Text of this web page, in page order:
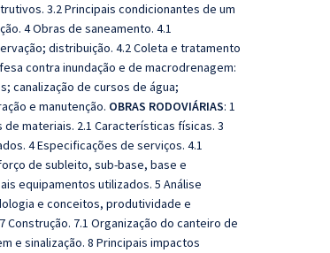
3.2 Principais condicionantes de um
4 Obras de saneamento. 4.1
distribuição. 4.2 Coleta e tratamento
contra inundação e de macrodrenagem:
canalização de cursos de água;
e manutenção. OBRAS RODOVIÁRIAS: 1
materiais. 2.1 Características físicas. 3
4 Especificações de serviços. 4.1
de subleito, sub-base, base e
equipamentos utilizados. 5 Análise
e conceitos, produtividade e
7.1 Organização do canteiro de
e sinalização. 8 Principais impactos